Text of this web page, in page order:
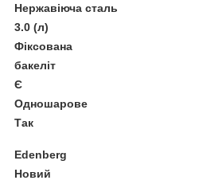
Нержавіюча сталь
3.0 (л)
Фіксована
бакеліт
Є
Одношарове
Так
Edenberg
Новий